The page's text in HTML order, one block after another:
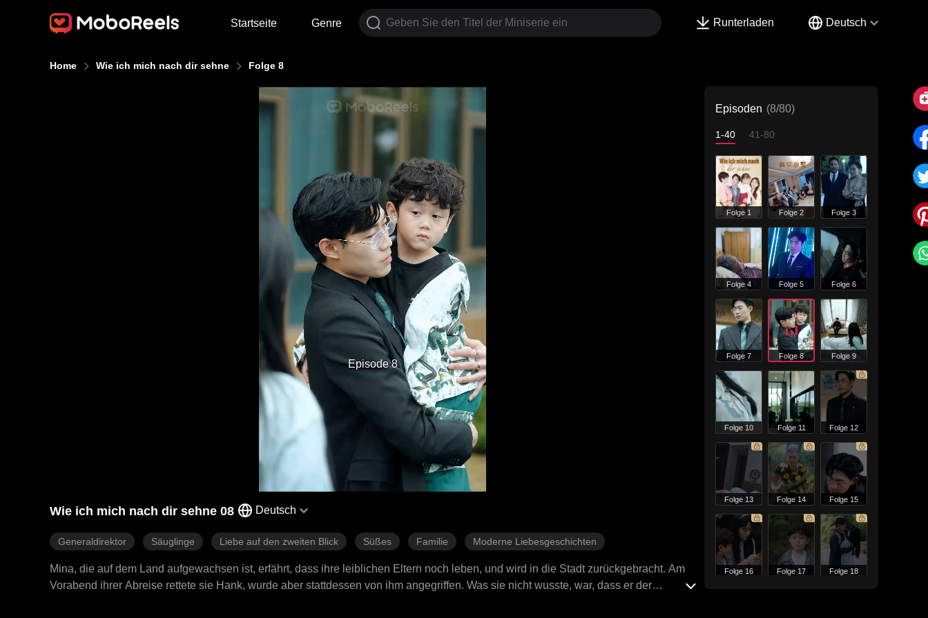
Startseite Genre Runterladen Deutsch
Home Wie ich mich nach dir sehne Folge 8
Episode 8
Wie ich mich nach dir sehne 08 Deutsch
Generaldirektor Säuglinge Liebe auf den zweiten Blick Süßes Familie Moderne Liebesgeschichten
Mina, die auf dem Land aufgewachsen ist, erfährt, dass ihre leiblichen Eltern noch leben, und wird in die Stadt zurückgebracht. Am
Vorabend ihrer Abreise rettete sie Hank, wurde aber stattdessen von ihm angegriffen. Was sie nicht wusste, war, dass er der
Episoden (8/80)
1-40 41-80
Folge 1 Folge 2 Folge 3
Folge 4 Folge 5 Folge 6
Folge 7 Folge 8 Folge 9
Folge 10 Folge 11 Folge 12
Folge 13 Folge 14 Folge 15
Folge 16 Folge 17 Folge 18